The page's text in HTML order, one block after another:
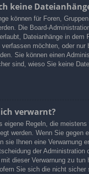
keine
können für Foren,
Die Board-
Dateianhänge in dem
möchten, oder nur
Sie können einen
sind, wieso Sie keine
verwarnt?
eigene Regeln, die meistens
werden. Wenn Sie gegen
sie Ihnen eine Verwarnung
der Administration
dieser Verwarnung zu tun
Sie sich die nicht sicher